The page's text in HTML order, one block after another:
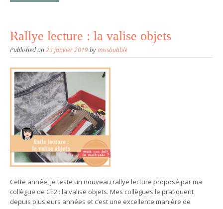
Rallye lecture : la valise objets
Published on23 janvier 2019bymissbubble
Cette année, je teste un nouveau rallye lecture proposé par ma
collègue de CE2 : la valise objets. Mes collègues le pratiquent
depuis plusieurs années et c’est une excellente manière de